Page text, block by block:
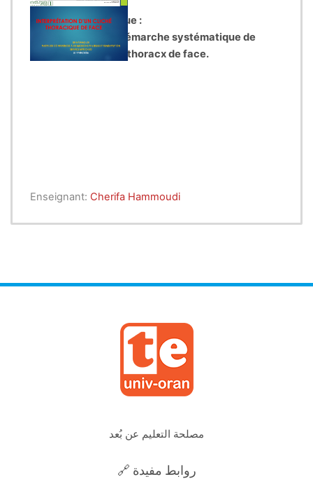
objectif pédagogique :
Appliquer une démarche systématique de
lecture d’un téléthoracx de face.
ppliquer une
Enseignant: Cherifa Hammoudi
مصلحة التعليم عن بُعد
🔗 روابط مفيدة